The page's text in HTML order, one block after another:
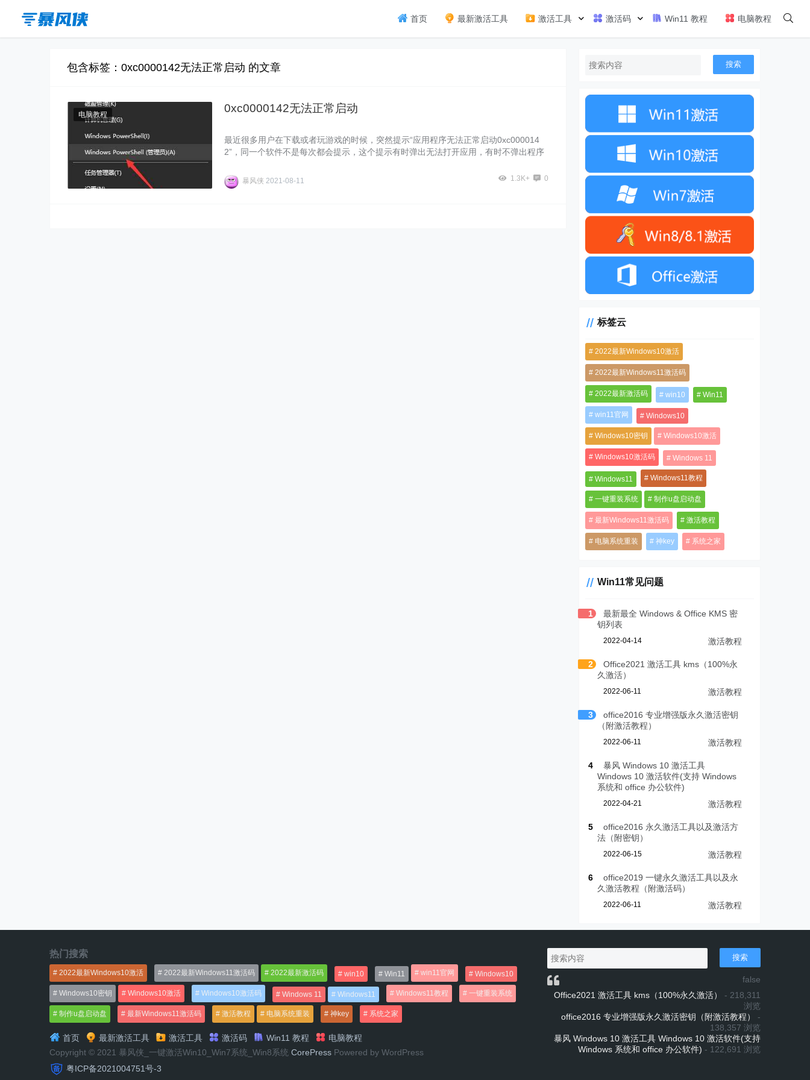
首页 最新激活工具 激活工具 激活码 Win11 教程 电脑教程
包含标签：0xc0000142无法正常启动 的文章
电脑教程 0xc0000142无法正常启动
最近很多用户在下载或者玩游戏的时候，突然提示“应用程序无法正常启动0xc000014
2”，同一个软件不是每次都会提示，这个提示有时弹出无法打开应用，有时不弹出程序
具体的一起来看看吧。
暴风侠 2021-08-11 1.3K+ 0
搜索
标签云
2022最新Windows10激活
2022最新Windows11激活码
2022最新激活码 win10 Win11
win11官网 Windows10
Windows10密钥 Windows10激活
Windows10激活码 Windows 11
Windows11 Windows11教程
一键重装系统 制作u盘启动盘
最新Windows11激活码 激活教程
电脑系统重装 神key 系统之家
Win11常见问题
1
最新最全 Windows & Office KMS 密
钥列表
2022-04-14 激活教程
2
Office2021 激活工具 kms（100%永
久激活）
2022-06-11 激活教程
3
office2016 专业增强版永久激活密钥
（附激活教程）
2022-06-11 激活教程
4
暴风 Windows 10 激活工具
Windows 10 激活软件(支持 Windows
系统和 office 办公软件)
2022-04-21 激活教程
5
office2016 永久激活工具以及激活方
法（附密钥）
2022-06-15 激活教程
6
office2019 一键永久激活工具以及永
久激活教程（附激活码）
2022-06-11 激活教程
热门搜索
2022最新Windows10激活 2022最新Windows11激活码 2022最新激活码 win10 Win11 win11官网 Windows10
Windows10密钥 Windows10激活 Windows10激活码 Windows 11 Windows11 Windows11教程 一键重装系统
制作u盘启动盘 最新Windows11激活码 激活教程 电脑系统重装 神key 系统之家
首页 最新激活工具 激活工具 激活码 Win11 教程
电脑教程
Copyright © 2021 暴风侠_一键激活Win10_Win7系统_Win8系统 CorePress Powered by WordPress
粤ICP备2021004751号-3
搜索
false
Office2021 激活工具 kms（100%永久激活）
- 218,311
浏览
office2016 专业增强版永久激活密钥（附激活教程）
-
138,357 浏览
暴风 Windows 10 激活工具 Windows 10 激活软件(支持
Windows 系统和 office 办公软件) - 122,691 浏览